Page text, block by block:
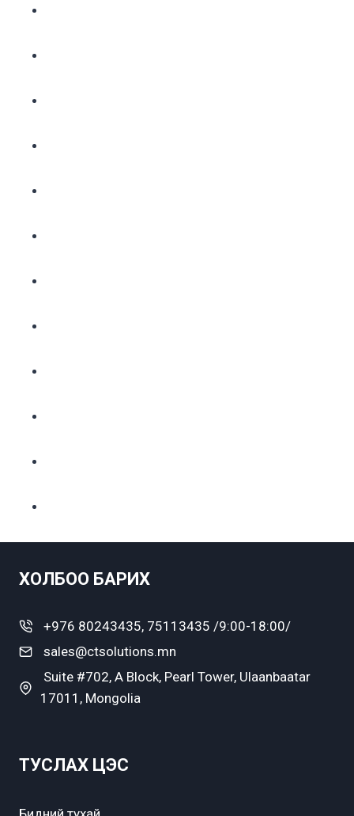
ХОЛБОО БАРИХ
+976 80243435, 75113435 /9:00-18:00/
sales@ctsolutions.mn
Suite #702, A Block, Pearl Tower, Ulaanbaatar
17011, Mongolia
ТУСЛАХ ЦЭС